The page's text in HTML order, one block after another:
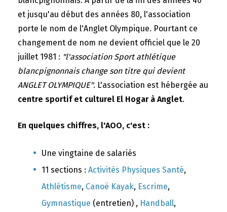
et jusqu'au début des années 80, l'association
porte le nom de l'Anglet Olympique. Pourtant ce
changement de nom ne devient officiel que le 20
juillet 1981 : "l'association Sport athlétique
blancpignonnais change son titre qui devient
ANGLET OLYMPIQUE". L'association est hébergée au
centre sportif et culturel El Hogar à Anglet.
En quelques chiffres, l'AOO, c'est :
Une vingtaine de salariés
11 sections : Activités Physiques Santé,
Athlétisme, Canoë Kayak, Escrime,
Gymnastique (entretien) , Handball,